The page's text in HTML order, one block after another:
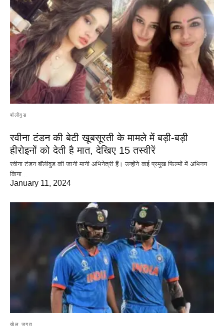
बॉलीवुड
रवीना टंडन की बेटी खूबसूरती के मामले में बड़ी-बड़ी
हीरोइनों को देती है मात, देखिए 15 तस्वीरें
रवीना टंडन बॉलीवुड की जानी मानी अभिनेत्री हैं। उन्होंने कई प्रमुख फिल्मों में अभिनय
किया…
January 11, 2024
खेल जगत